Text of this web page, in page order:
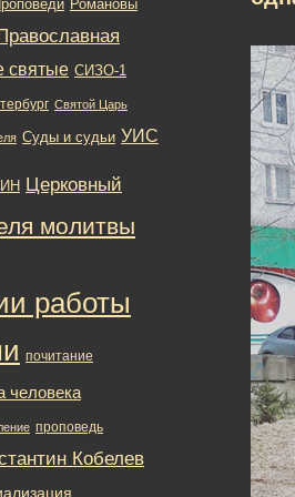
Романовы
святые СИЗО-1
Святой Царь
Суды и судьи УИС
Церковный
молитвы
работы
почитание
человека
проповедь
Кобелев